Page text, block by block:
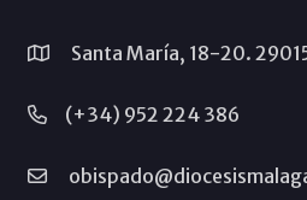
Santa María, 18-20.
(+34) 952 224 386